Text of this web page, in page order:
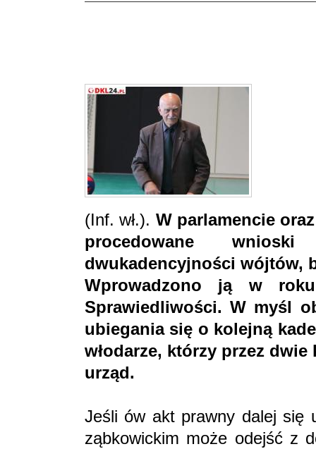
(Inf. wł.). W parlamencie
procedowane
dwukadencyjności wójtów,
Wprowadzono ją w
Sprawiedliwości. W myśl
ubiegania się o kolejną
włodarze, którzy przez
urząd.
Jeśli ów akt prawny dalej się
ząbkowickim może odejść z